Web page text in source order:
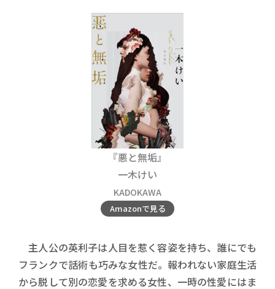
『悪と無垢』
一木けい
KADOKAWA
Amazonで見る
主人公の英利子は人目を惹く容姿を持ち、誰にでも
フランクで話術も巧みな女性だ。報われない家庭生活
から脱して別の恋愛を求める女性、一時の性愛にはま